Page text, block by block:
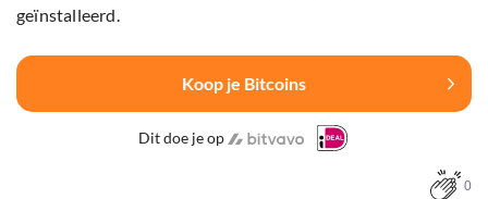
geïnstalleerd.
Koop je Bitcoins
Dit doe je op
0